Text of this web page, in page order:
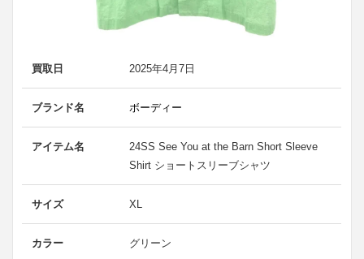
買取日 2025年4月7日
ブランド名 ボーディー
アイテム名
24SS See You at the Barn Short Sleeve
Shirt ショートスリーブシャツ
サイズ XL
カラー グリーン